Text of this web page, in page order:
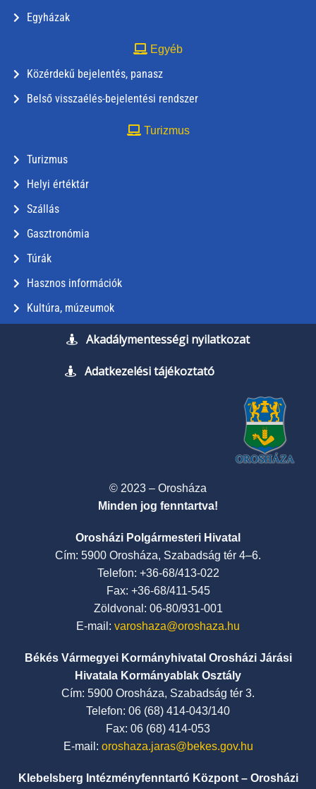
Egyházak
Egyéb
Közérdekű bejelentés, panasz
Belső visszaélés-bejelentési rendszer
Turizmus
Turizmus
Helyi értéktár
Szállás
Gasztronómia
Túrák
Hasznos információk
Kultúra, múzeumok
Akadálymentességi nyilatkozat
Adatkezelési tájékoztató
© 2023 – Orosháza
Minden jog fenntartva!
Orosházi Polgármesteri Hivatal
Cím: 5900 Orosháza, Szabadság tér 4–6.
Telefon: +36-68/413-022
Fax: +36-68/411-545
Zöldvonal: 06-80/931-001
E-mail: varoshaza@oroshaza.hu
Békés Vármegyei Kormányhivatal Orosházi Járási
Hivatala Kormányablak Osztály
Cím: 5900 Orosháza, Szabadság tér 3.
Telefon: 06 (68) 414-043/140
Fax: 06 (68) 414-053
E-mail: oroshaza.jaras@bekes.gov.hu
Klebelsberg Intézményfenntartó Központ – Orosházi